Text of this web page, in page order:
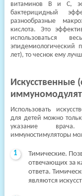
витаминов В и С,
бактерицидный
разнообразные
кислота. Это
использоваться
эпидемиологический
лет), то чеснок ему
Искусственные
Использовать
для детей можно
указание врача.
иммуностимуляторы
Тимические.
отвечающих за
ответа.
являются